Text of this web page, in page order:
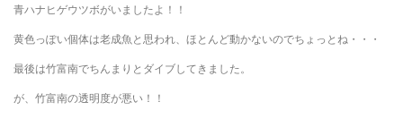
青ハナヒゲウツボがいましたよ！！
黄色っぽい個体は老成魚と思われ、ほとんど動かないのでちょっとね・・・
最後は竹富南でちんまりとダイブしてきました。
が、竹富南の透明度が悪い！！